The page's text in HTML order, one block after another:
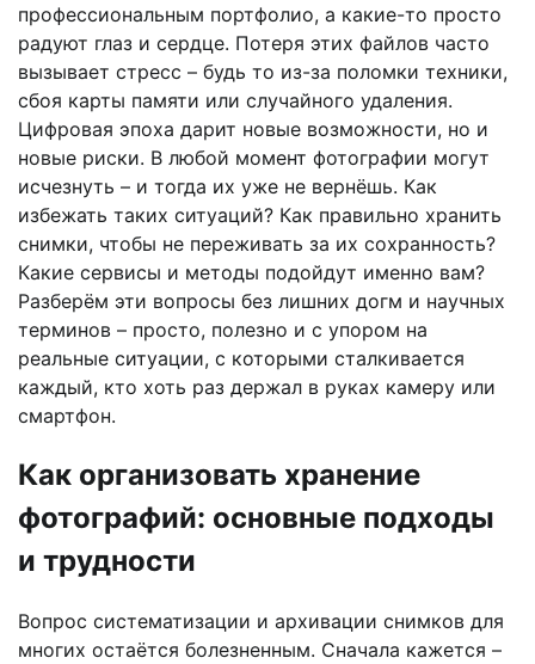
профессиональным портфолио, а какие-то просто
радуют глаз и сердце. Потеря этих файлов часто
вызывает стресс – будь то из-за поломки техники,
сбоя карты памяти или случайного удаления.
Цифровая эпоха дарит новые возможности, но и
новые риски. В любой момент фотографии могут
исчезнуть – и тогда их уже не вернёшь. Как
избежать таких ситуаций? Как правильно хранить
снимки, чтобы не переживать за их сохранность?
Какие сервисы и методы подойдут именно вам?
Разберём эти вопросы без лишних догм и научных
терминов – просто, полезно и с упором на
реальные ситуации, с которыми сталкивается
каждый, кто хоть раз держал в руках камеру или
смартфон.
Как организовать хранение
фотографий: основные подходы
и трудности
Вопрос систематизации и архивации снимков для
многих остаётся болезненным. Сначала кажется –